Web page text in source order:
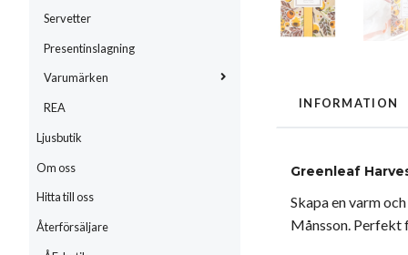
Servetter
Presentinslagning
Varumärken
REA
Ljusbutik
Om oss
Hitta till oss
Återförsäljare
INFORMATION
Greenleaf
Skapa en varm
Månsson. Perfekt